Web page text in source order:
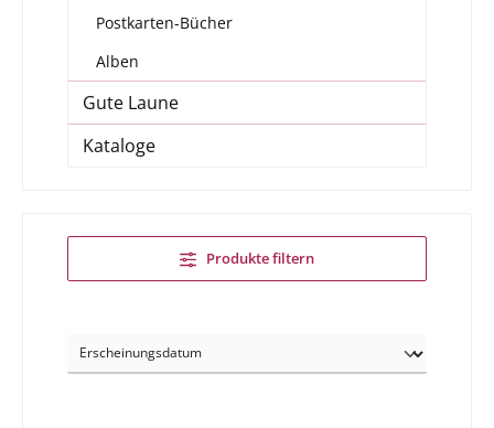
Postkarten-Bücher
Alben
Gute Laune
Kataloge
Produkte filtern